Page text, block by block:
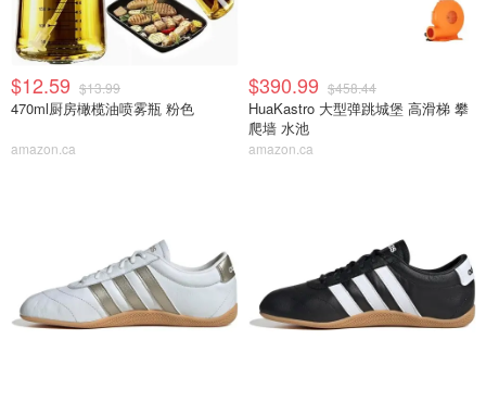
$12.59 $13.99
470ml厨房橄榄油喷雾瓶 粉色
amazon.ca
$390.99 $458.44
HuaKastro 大型弹跳城堡 高滑梯 攀
爬墙 水池
amazon.ca